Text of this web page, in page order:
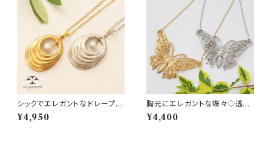
シックでエレガントなドレープパ
ールネックレス Draped fra
me necklace with a fresh w
¥4,950
胸元にエレガントな蝶々◇透か
しが繊細なバタフライネックレス
¥4,400